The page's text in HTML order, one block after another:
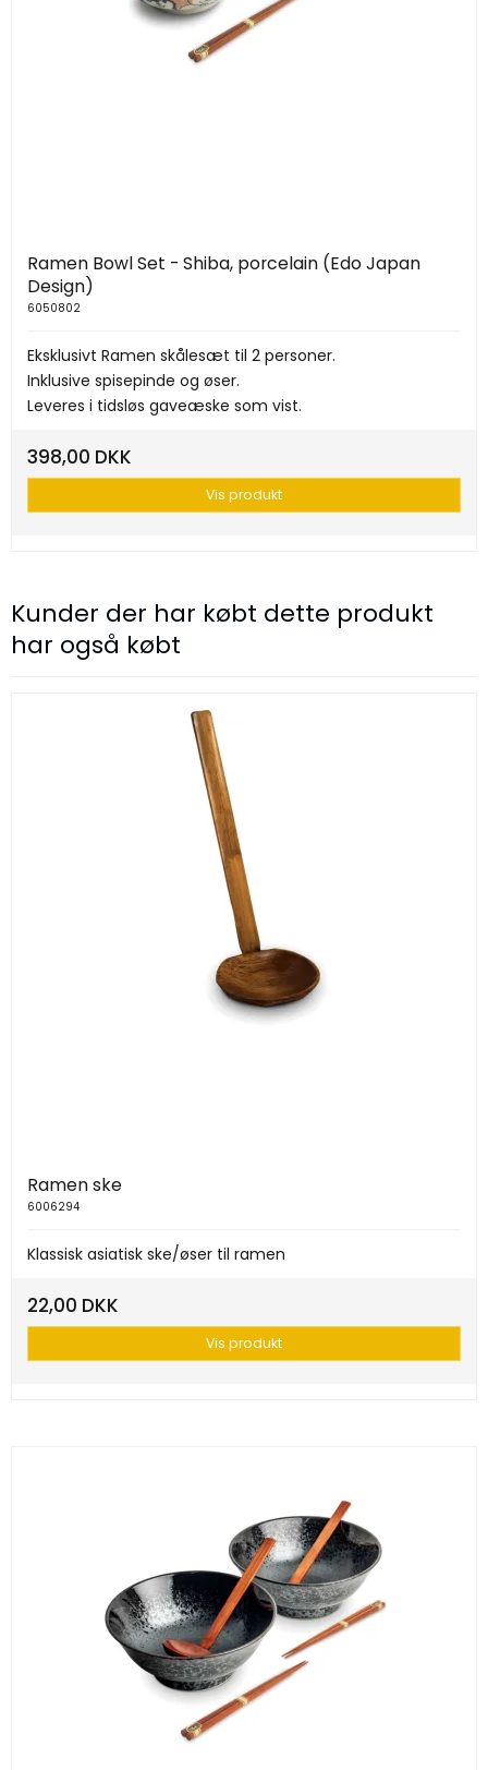
Ramen Bowl Set - Shiba, porcelain (Edo Japan
Design)
6050802
Eksklusivt Ramen skålesæt til 2 personer.
Inklusive spisepinde og øser.
Leveres i tidsløs gaveæske som vist.
398,00 DKK
Vis produkt
Kunder der har købt dette produkt
har også købt
Ramen ske
6006294
Klassisk asiatisk ske/øser til ramen
22,00 DKK
Vis produkt